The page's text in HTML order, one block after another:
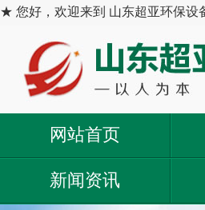
★ 您好，欢迎来到 山东超亚环保设
网站首页
新闻资讯